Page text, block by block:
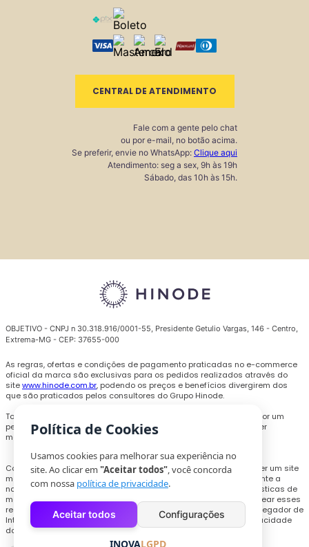
CENTRAL DE ATENDIMENTO
Fale com a gente pelo chat
ou por e-mail, no botão acima.
Se preferir, envie no WhatsApp: Clique aqui
Atendimento: seg a sex, 9h às 19h
Sábado, das 10h às 15h.
OBJETIVO - CNPJ n 30.318.916/0001-55, Presidente Getulio Vargas, 146 - Centro,
Extrema-MG - CEP: 37655-000
As regras, ofertas e condições de pagamento praticadas no e-commerce
oficial da marca são exclusivas para os pedidos realizados através do
sitewww.hinode.com.br, podendo os preços e benefícios divergirem dos
que são praticados pelos consultores do Grupo Hinode.
Todas as promoções, descontos e preços são válidos somente por um
período limitado e podem ser alterados ou encerrados a qualquer
momento sem prévio aviso.
Com o objetivo de personalizar a experiência de compra e oferecer um site
melhor, cookies e outras tecnologias poderão ser utilizados durante a
navegação, para coletar informações técnicas e compilar estatísticas de
monitoramento de uso do site. Os usuários que pretendam bloquear esses
recursos, deverão acessar as configurações necessários no navegador de
Internet ou realizar o procedimento explicitado na Política de Privacidade
do site.
Política de Cookies
Usamos cookies para melhorar sua experiência no
site. Ao clicar em "Aceitar todos", você concorda
com nossa política de privacidade.
Aceitar todos Configurações
INOVALGPD